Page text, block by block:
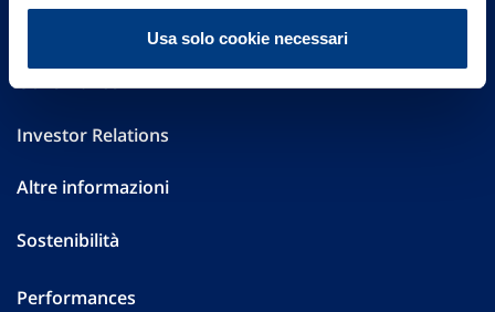
Usa solo cookie necessari
Governance
Investor Relations
Altre informazioni
Sostenibilità
Performances